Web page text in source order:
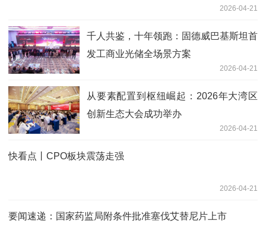
2026-04-21
千人共鉴，十年领跑：固德威巴基斯坦首
发工商业光储全场景方案
2026-04-21
从要素配置到枢纽崛起：2026年大湾区
创新生态大会成功举办
2026-04-21
快看点丨CPO板块震荡走强
2026-04-21
要闻速递：国家药监局附条件批准塞伐艾替尼片上市